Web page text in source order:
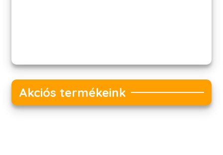
Akciós termékeink